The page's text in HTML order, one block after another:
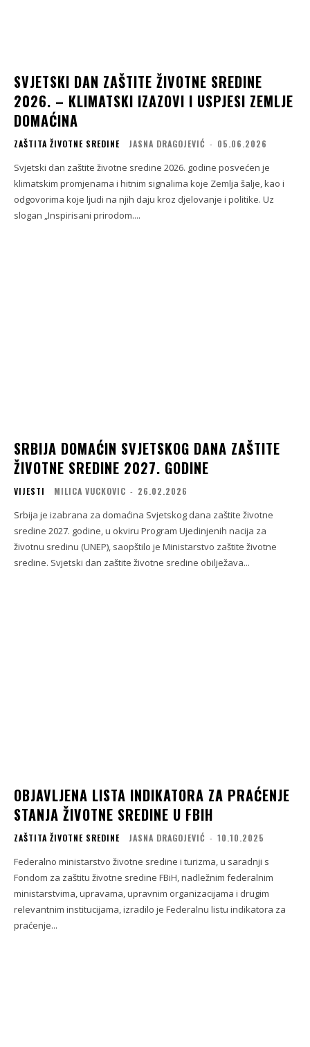
SVJETSKI DAN ZAŠTITE ŽIVOTNE SREDINE
2026. – KLIMATSKI IZAZOVI I USPJESI ZEMLJE
DOMAĆINA
ZAŠTITA ŽIVOTNE SREDINE JASNA DRAGOJEVIĆ - 05.06.2026
Svjetski dan zaštite životne sredine 2026. godine posvećen je
klimatskim promjenama i hitnim signalima koje Zemlja šalje, kao i
odgovorima koje ljudi na njih daju kroz djelovanje i politike. Uz
slogan „Inspirisani prirodom....
SRBIJA DOMAĆIN SVJETSKOG DANA ZAŠTITE
ŽIVOTNE SREDINE 2027. GODINE
VIJESTI MILICA VUCKOVIC - 26.02.2026
Srbija je izabrana za domaćina Svjetskog dana zaštite životne
sredine 2027. godine, u okviru Program Ujedinjenih nacija za
životnu sredinu (UNEP), saopštilo je Ministarstvo zaštite životne
sredine. Svjetski dan zaštite životne sredine obilježava...
OBJAVLJENA LISTA INDIKATORA ZA PRAĆENJE
STANJA ŽIVOTNE SREDINE U FBIH
ZAŠTITA ŽIVOTNE SREDINE JASNA DRAGOJEVIĆ - 10.10.2025
Federalno ministarstvo životne sredine i turizma, u saradnji s
Fondom za zaštitu životne sredine FBiH, nadležnim federalnim
ministarstvima, upravama, upravnim organizacijama i drugim
relevantnim institucijama, izradilo je Federalnu listu indikatora za
praćenje...